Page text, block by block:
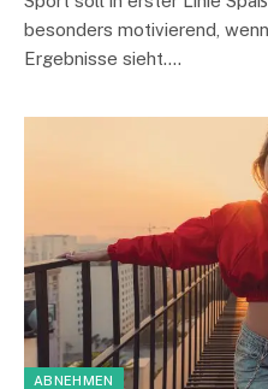
besonders motivierend,
Ergebnisse sieht.…
ABNEHMEN